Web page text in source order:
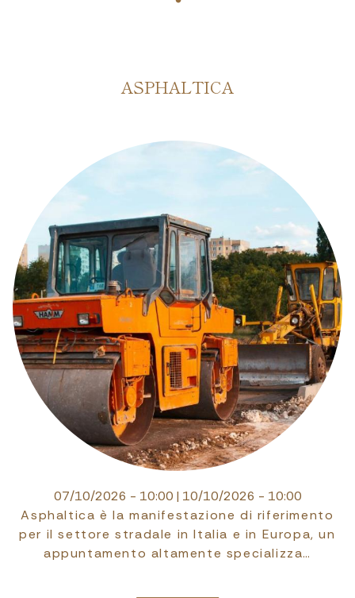
ASPHALTICA
07/10/2026 - 10:00 | 10/10/2026 - 10:00
Asphaltica è la manifestazione di riferimento
per il settore stradale in Italia e in Europa, un
appuntamento altamente specializza…